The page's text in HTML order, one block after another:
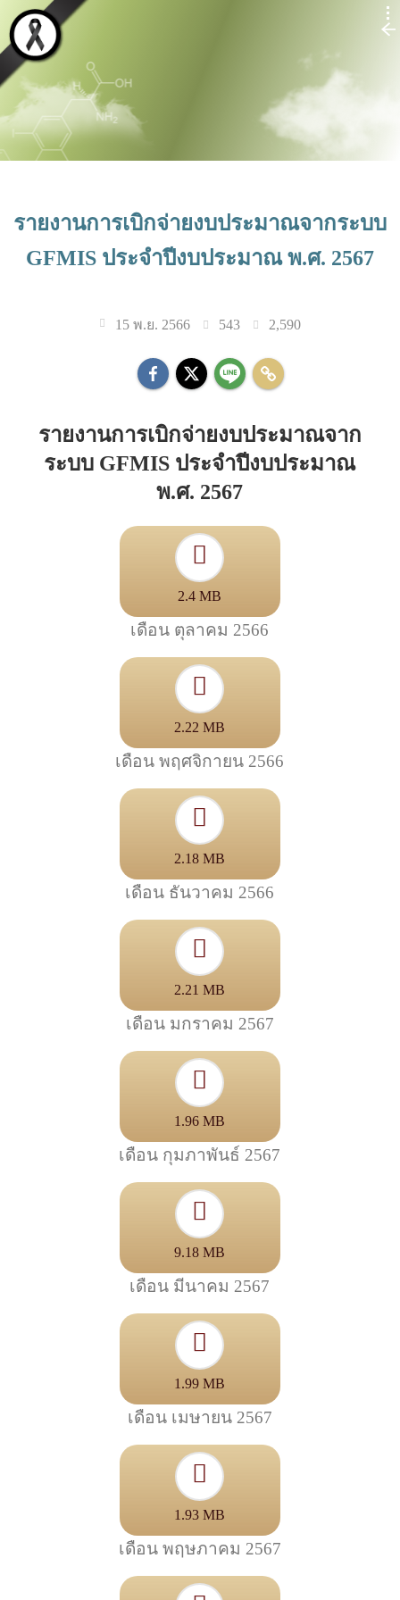
รายงานการเบิกจ่ายงบประมาณจากระบบ
GFMIS ประจำปีงบประมาณ พ.ศ. 2567
15 พ.ย. 2566 543 2,590
รายงานการเบิกจ่ายงบประมาณจาก
ระบบ GFMIS ประจำปีงบประมาณ
พ.ศ. 2567
2.4 MB
เดือน ตุลาคม 2566
2.22 MB
เดือน พฤศจิกายน 2566
2.18 MB
เดือน ธันวาคม 2566
2.21 MB
เดือน มกราคม 2567
1.96 MB
เดือน กุมภาพันธ์ 2567
9.18 MB
เดือน มีนาคม 2567
1.99 MB
เดือน เมษายน 2567
1.93 MB
เดือน พฤษภาคม 2567